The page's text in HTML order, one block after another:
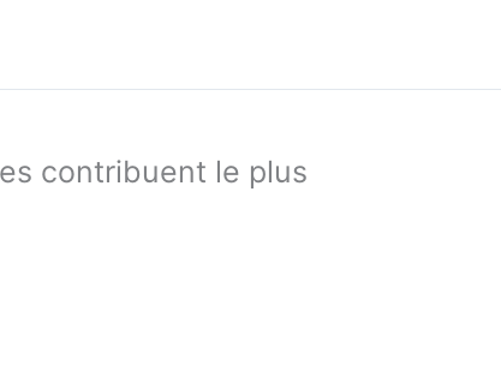
contribuent le plus